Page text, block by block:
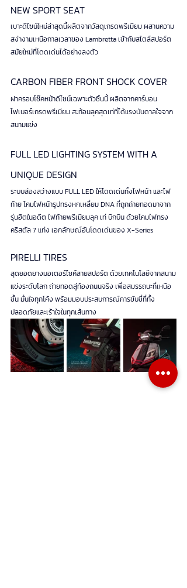
NEW SPORT SEAT
เบาะดีไซน์ใหม่ล่าสุดนี้ผลิตจากวัสดุเกรดพรีเมียม ผสานความ
สง่างามเหนือกาลเวลาของ Lambretta เข้ากับสไตล์สปอร์ต
สมัยใหม่ที่โดดเด่นได้อย่างลงตัว
CARBON FIBER FRONT SHOCK COVER
ฝาครอบโช๊คหน้าดีไซน์เฉพาะตัวชิ้นนี้ ผลิตจากคาร์บอน
ไฟเบอร์เกรดพรีเมียม สะท้อนลุคสุดเท่ที่ได้แรงบันดาลใจจาก
สนามแข่ง
FULL LED LIGHTING SYSTEM WITH A
UNIQUE DESIGN
ระบบส่องสว่างแบบ FULL LED ให้โดดเด่นทั้งไฟหน้า และไฟ
ท้าย โคมไฟหน้ารูปทรงหกเหลี่ยม DNA ที่ถูกถ่ายทอดมาจาก
รุ่นฮิตในอดีต ไฟท้ายพรีเมียมลุค เท่ บึกบึน ด้วยโคมไฟทรง
คริสตัล 7 แท่ง เอกลักษณ์อันโดดเด่นของ X-Series
PIRELLI TIRES
สุดยอดยางมอเตอร์ไซค์สายสปอร์ต ด้วยเทคโนโลยีจากสนาม
แข่งระดับโลก ถ่ายทอดสู่ท้องถนนจริง เพื่อสมรรถนะที่เหนือ
ชั้น มั่นใจทุกโค้ง พร้อมมอบประสบการณ์การขับขี่ที่ทั้ง
ปลอดภัยและเร้าใจในทุกเส้นทาง